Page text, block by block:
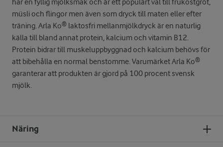
har en fyllig mjölksmak och är ett populärt val till frukostgröt,
müsli och flingor men även som dryck till maten eller efter
träning. Arla Ko® laktosfri mellanmjölkdryck är en naturlig
källa till bland annat protein, kalcium och vitamin B12.
Protein bidrar till muskeluppbyggnad och kalcium behövs för
att bibehålla en normal benstomme. Varumärket Arla Ko®
garanterar att produkten är gjord på 100 procent svensk
mjölk.
Näring